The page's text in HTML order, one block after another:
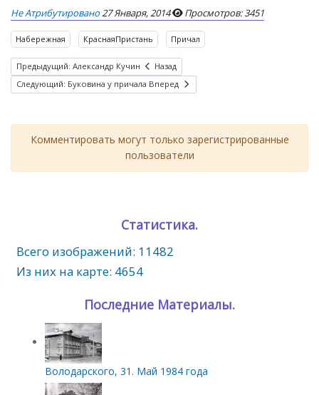
Не Атрибутировано27 Января, 2014 Просмотров: 3451
Набережная КраснаяПристань Причал
Предыдущий: Александр Кучин
Назад
Следующий: Буковина у причала Вперед
Комментировать могут только зарегистрированные
пользователи
Статистика.
Всего изображений: 11482
Из них на карте: 4654
Последние Материалы.
Володарского, 31. Май 1984 года